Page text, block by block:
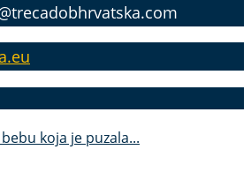
koja je puzala...